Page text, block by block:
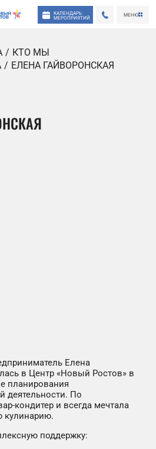
КАЛЕНДАРЬ
МЕРОПРИЯТИЙ
МЕНЮ
КТО МЫ
ЕЛЕНА ГАЙВОРОНСКАЯ
Елена
в Центр «Новый Ростов» в
планирования
деятельности. По
кондитер и всегда мечтала
кулинарию.
поддержку: